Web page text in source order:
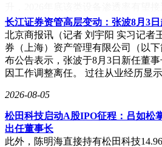
台的年出货量规模。
健康功能持续升级成为推动市场扩
2025年第一季度至2026年同期，具
从11%跃升至23%，睡眠呼吸暂停检
心电图功能覆盖率也提升至34%。这
的严苛要求，倒逼厂商加速端侧AI技
承担起个人健康管理中心的角色。
长江证券资管高层变动：张波8月3
北京商报讯（记者 刘宇阳 实习记者
券（上海）资产管理有限公司（以
布公告表示，张波于8月3日新任董
因工作调整离任。 过往从业经历显
2026-08-05
松田科技启动A股IPO征程：吕如松
出任董事长
此外，陈明海直接持有松田科技